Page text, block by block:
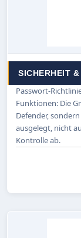
SICHERHEIT
Passwort-
Funktionen: Die
Defender,
ausgelegt, nicht
Kontrolle ab.